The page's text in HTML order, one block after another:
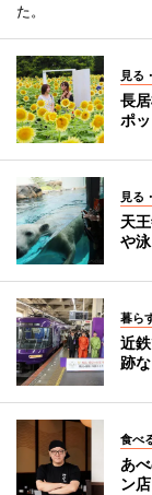
た。
見る
長
ポ
見る
天
や
暮ら
近
跡
食べ
あ
ン